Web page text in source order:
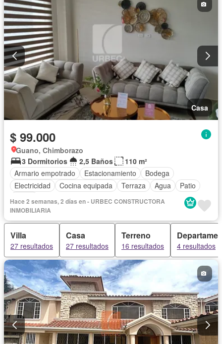
Casa
$ 99.000
Guano, Chimborazo
3 Dormitorios
2,5 Baños
110 m²
Armario empotrado
Estacionamiento
Bodega
Electricidad
Cocina equipada Terraza Agua
Patio
Jardín
Hace 2 semanas, 2 días en - URBEC CONSTRUCTORA
INMOBILIARIA
Villa
27 resultados
Casa
27 resultados
Terreno
16 resultados 4 resultados